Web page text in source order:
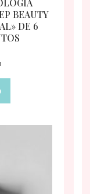
BEAUTY
DE 6